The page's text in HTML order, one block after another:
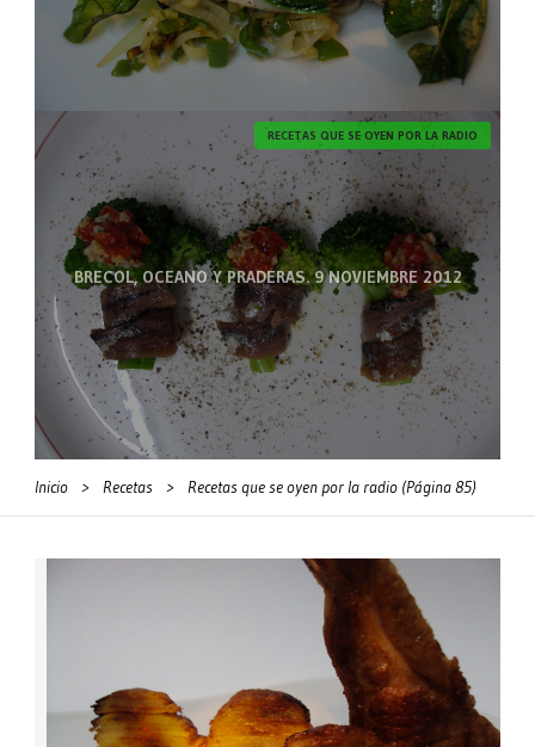
BRECOL, OCEANO Y PRADERAS. 9 NOVIEMBRE 2012
RECETAS QUE SE OYEN POR LA RADIO
Inicio > Recetas > Recetas que se oyen por la radio (Página 85)